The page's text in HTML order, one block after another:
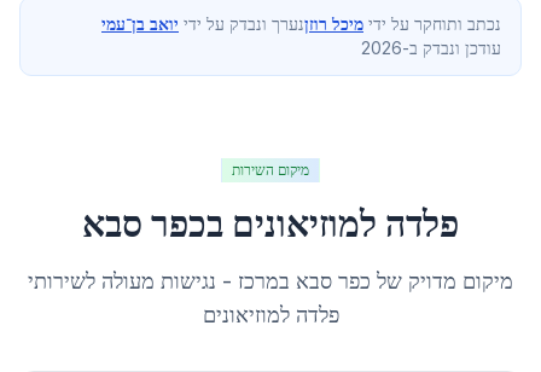
נכתב ותוחקר על ידי מיכל רוזןנערך ונבדק על ידי יואב בן־עמי
עודכן ונבדק ב-2026
מיקום השירות
פלדה למוזיאונים בכפר סבא
מיקום מדויק של כפר סבא במרכז - נגישות מעולה לשירותי
פלדה למוזיאונים